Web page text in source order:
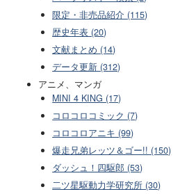
限定・非売品紹介 (115)
歴史年表 (20)
文献まとめ (14)
データ更新 (312)
アニメ、マンガ
MINI 4 KING (17)
コロコロコミック (7)
コロコロアニキ (99)
爆走兄弟レッツ＆ゴー!! (150)
ダッシュ！四駆郎 (53)
二ツ星駆動力学研究所 (30)